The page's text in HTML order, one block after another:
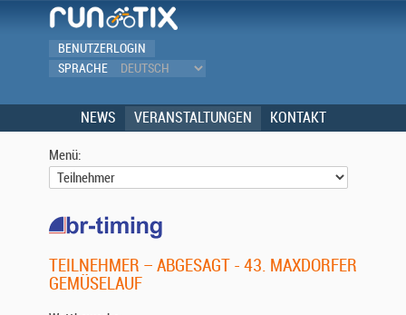
BENUTZERLOGIN
SPRACHE
NEWS VERANSTALTUNGEN KONTAKT
Menü:
TEILNEHMER – ABGESAGT - 43. MAXDORFER
GEMÜSELAUF